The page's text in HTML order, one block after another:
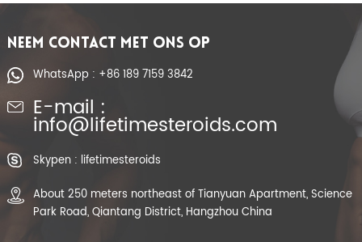
NEEM CONTACT MET ONS OP
WhatsApp : +86 189 7159 3842
E-mail :
info@lifetimesteroids.com
Skypen : lifetimesteroids
About 250 meters northeast of Tianyuan Apartment, Science
Park Road, Qiantang District, Hangzhou China